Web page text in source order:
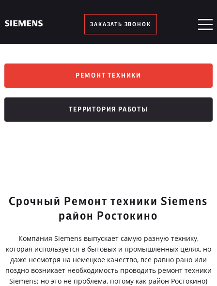
ЗАКАЗАТЬ ЗВОНОК
РЕМОНТ ТЕХНИКИ
ТЕРРИТОРИЯ РАБОТЫ
Срочный Ремонт техники Siemens
район Ростокино
Компания Siemens выпускает самую разную технику,
которая используется в бытовых и промышленных целях, но
даже несмотря на немецкое качество, все равно рано или
поздно возникает необходимость проводить ремонт техники
Siemens; но это не проблема, потому как район Ростокино)